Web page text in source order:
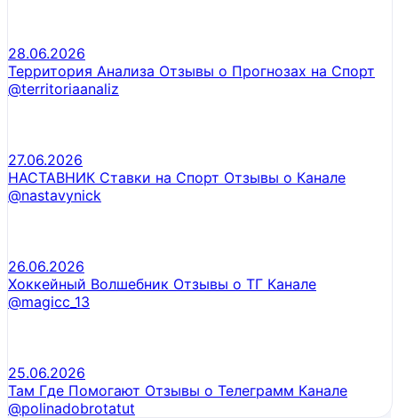
28.06.2026
Территория Анализа Отзывы о Прогнозах на Спорт
@territoriaanaliz
27.06.2026
НАСТАВНИК Ставки на Спорт Отзывы о Канале
@nastavynick
26.06.2026
Хоккейный Волшебник Отзывы о ТГ Канале
@magicc_13
25.06.2026
Там Где Помогают Отзывы о Телеграмм Канале
@polinadobrotatut